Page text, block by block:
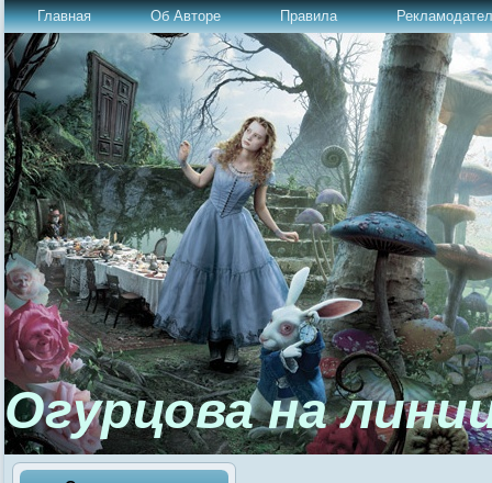
Главная Об Авторе Правила
Огурцова на